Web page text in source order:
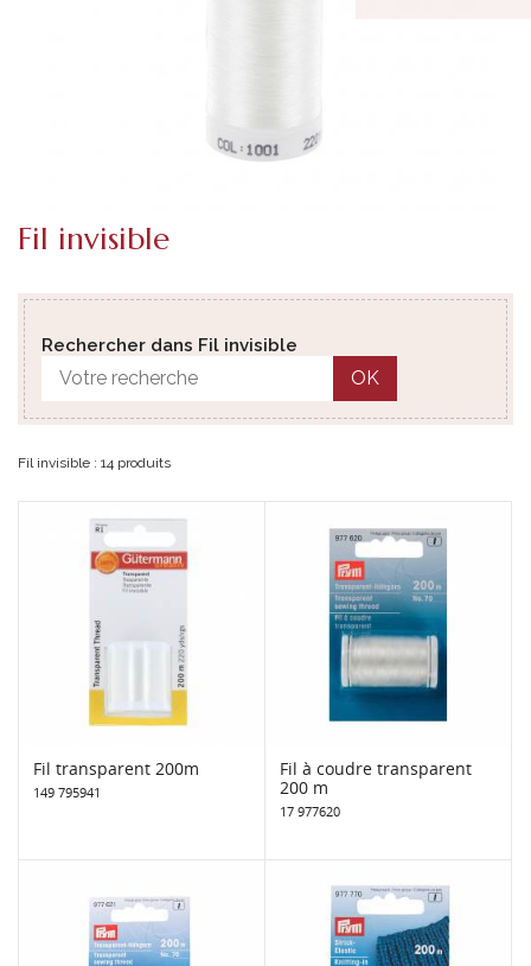
Fil invisible
Rechercher dans Fil invisible
OK
Fil invisible : 14 produits
Fil transparent 200m
149 795941
Fil à coudre transparent
200 m
17 977620